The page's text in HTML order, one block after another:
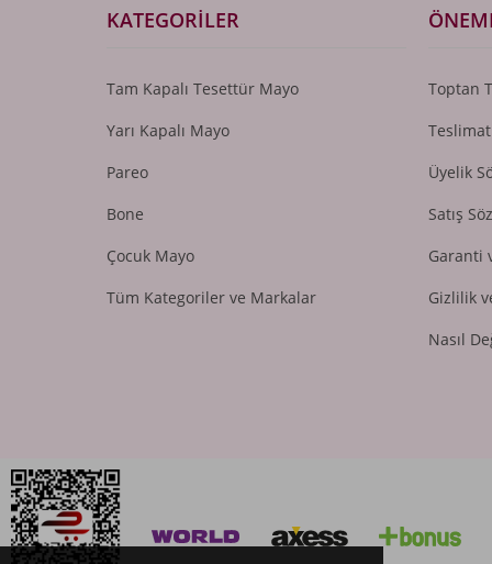
KATEGORILER
Tam Kapalı Tesettür Mayo
Yarı Kapalı Mayo
Pareo
Bone
Çocuk Mayo
Tüm Kategoriler ve Markalar
Toptan
Üyelik
Satış
Garanti
Gizlilik
Nasıl